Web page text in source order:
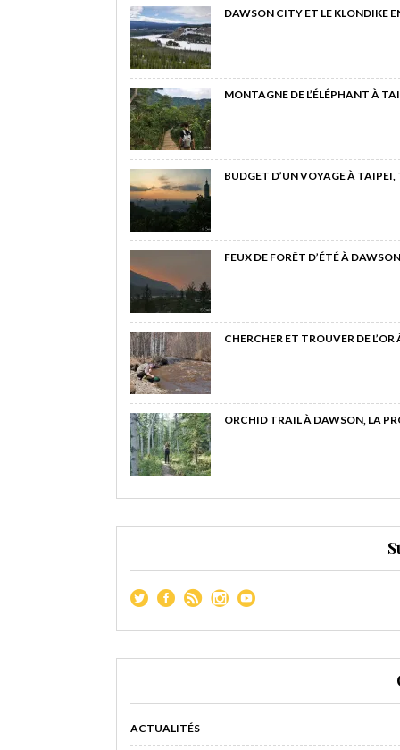
DAWSON CITY ET LE KLONDIKE
MONTAGNE DE L’ÉLÉPHANT À
BUDGET D’UN VOYAGE À
FEUX DE FORÊT D’ÉTÉ À
CHERCHER ET TROUVER DE
ORCHID TRAIL À DAWSON, LA
ACTUALITÉS